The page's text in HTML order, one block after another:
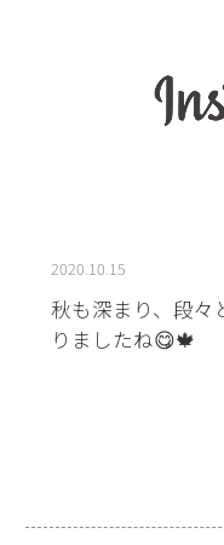
2020.10.15
秋も深まり、段々
りましたね😋🍁